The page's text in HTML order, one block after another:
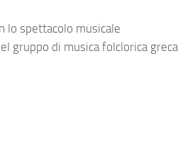
lo spettacolo musicale
gruppo di musica folclorica greca